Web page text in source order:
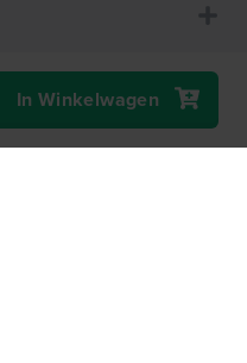
In Winkelwagen